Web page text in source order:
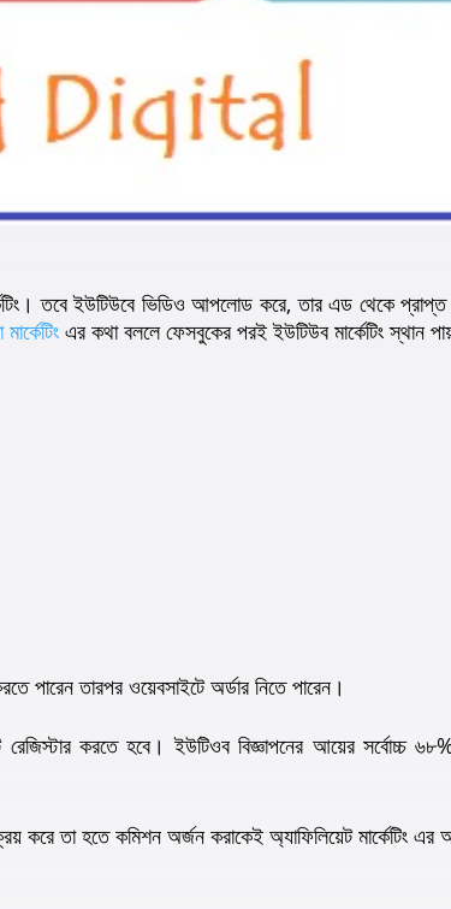
তবে ইউটিউবে ভিডিও আপলোড করে, তার এড থেকে
এর কথা বললে ফেসবুকের পরই ইউটিউব মার্কেটিং স্থান
পারেন তারপর ওয়েবসাইটে অর্ডার নিতে পারেন।
করতে হবে। ইউটিওব বিজ্ঞাপনের আয়ের সর্বোচ্চ
করে তা হতে কমিশন অর্জন করাকেই অ্যাফিলিয়েট মার্কেটিং